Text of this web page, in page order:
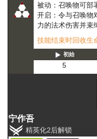
被动：召唤物可部
开启：令与召唤物
力的法术伤害并束
技能结束时回收生
初始
5
宁作吾
精英化2后解锁